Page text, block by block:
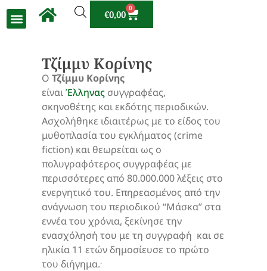
€0,00
0
Τζίμμυ Κορίνης
Ο Τζίμμυ Κορίνης
είναιΈλληνας συγγραφέας,
σκηνοθέτης και εκδότης περιοδικών.
Ασχολήθηκε ιδιαιτέρως με το είδος του
μυθοπλασία του εγκλήματος (crime
fiction) και θεωρείται ως ο
πολυγραφότερος συγγραφέας με
περισσότερες από 80.000.000 λέξεις στο
ενεργητικό του. Επηρεασμένος από την
ανάγνωση του περιοδικού “Μάσκα” στα
εννέα του χρόνια, ξεκίνησε την
ενασχόλησή του με τη συγγραφή και σε
ηλικία 11 ετών δημοσίευσε το πρώτο
του διήγημα..